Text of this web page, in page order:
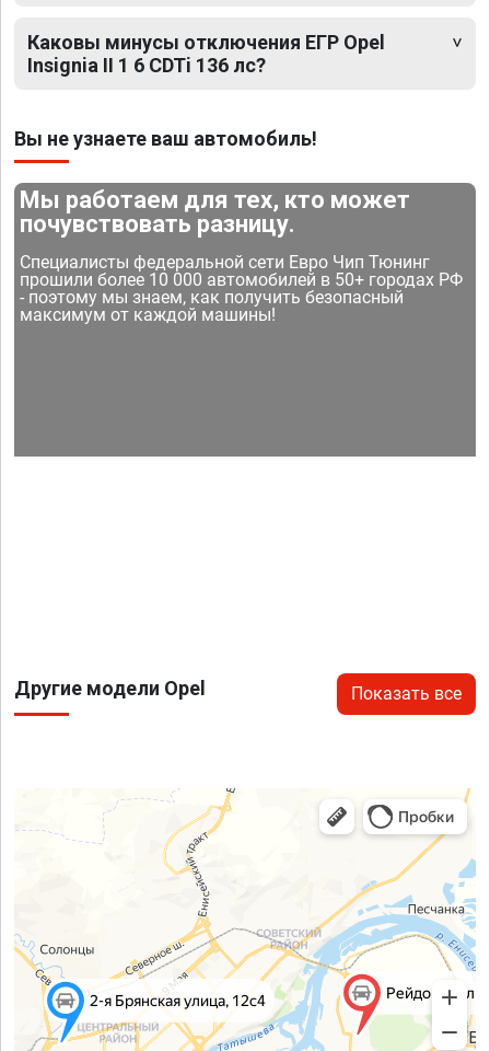
Каковы минусы отключения ЕГР Opel
Insignia II 1 6 CDTi 136 лс?
Вы не узнаете ваш автомобиль!
Мы работаем для тех, кто может
почувствовать разницу.
Специалисты федеральной сети Евро Чип Тюнинг
прошили более 10 000 автомобилей в 50+ городах РФ
- поэтому мы знаем, как получить безопасный
максимум от каждой машины!
Другие модели Opel Показать все